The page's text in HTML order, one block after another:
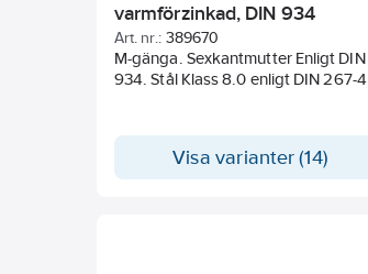
varmförzinkad, DIN 934
Art. nr.: 389670
M-gänga. Sexkantmutter Enligt DIN
934. Stål Klass 8.0 enligt DIN 267-4
Visa varianter (14)